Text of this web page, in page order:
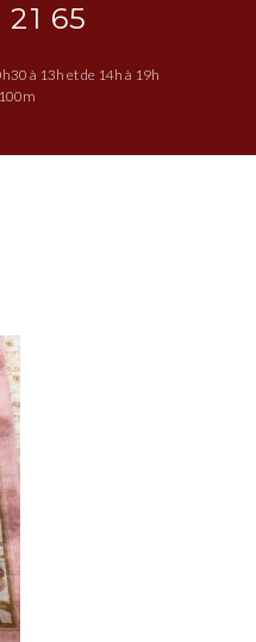
65
à 13h et de 14h à 19h